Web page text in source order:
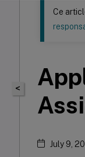
<
Ce
July 9,